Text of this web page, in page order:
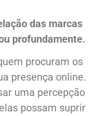
das marcas
profundamente.
procuram os
presença online.
uma percepção
possam suprir